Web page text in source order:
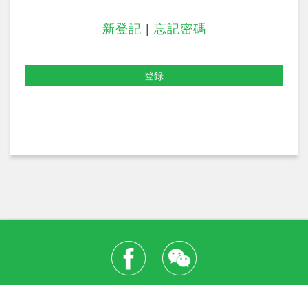
新登記 忘記密碼